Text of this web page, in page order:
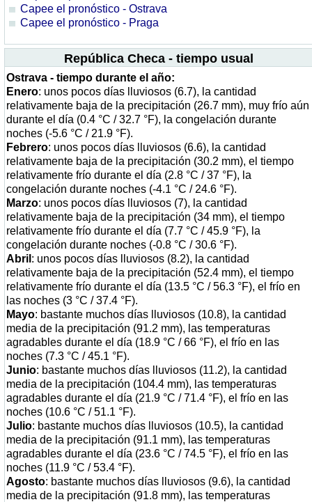
Capee el pronóstico - Ostrava
Capee el pronóstico - Praga
República Checa - tiempo usual
Ostrava - tiempo durante el año:
Enero: unos pocos días lluviosos (6.7), la cantidad
relativamente baja de la precipitación (26.7 mm), muy frío aún
durante el día (0.4 °C / 32.7 °F), la congelación durante
noches (-5.6 °C / 21.9 °F).
Febrero: unos pocos días lluviosos (6.6), la cantidad
relativamente baja de la precipitación (30.2 mm), el tiempo
relativamente frío durante el día (2.8 °C / 37 °F), la
congelación durante noches (-4.1 °C / 24.6 °F).
Marzo: unos pocos días lluviosos (7), la cantidad
relativamente baja de la precipitación (34 mm), el tiempo
relativamente frío durante el día (7.7 °C / 45.9 °F), la
congelación durante noches (-0.8 °C / 30.6 °F).
Abril : unos pocos días lluviosos (8.2), la cantidad
relativamente baja de la precipitación (52.4 mm), el tiempo
relativamente frío durante el día (13.5 °C / 56.3 °F), el frío en
las noches (3 °C / 37.4 °F).
Mayo: bastante muchos días lluviosos (10.8), la cantidad
media de la precipitación (91.2 mm), las temperaturas
agradables durante el día (18.9 °C / 66 °F), el frío en las
noches (7.3 °C / 45.1 °F).
Junio: bastante muchos días lluviosos (11.2), la cantidad
media de la precipitación (104.4 mm), las temperaturas
agradables durante el día (21.9 °C / 71.4 °F), el frío en las
noches (10.6 °C / 51.1 °F).
Julio: bastante muchos días lluviosos (10.5), la cantidad
media de la precipitación (91.1 mm), las temperaturas
agradables durante el día (23.6 °C / 74.5 °F), el frío en las
noches (11.9 °C / 53.4 °F).
Agosto: bastante muchos días lluviosos (9.6), la cantidad
media de la precipitación (91.8 mm), las temperaturas